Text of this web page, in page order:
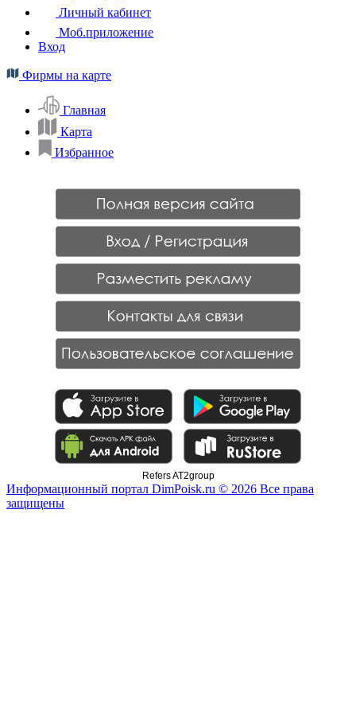
Личный кабинет
Моб.приложение
Вход
Фирмы на карте
Главная
Карта
Избранное
Refers AT2group
Информационный портал DimPoisk.ru © 2026 Все права
защищены